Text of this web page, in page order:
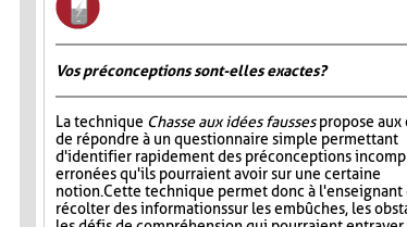
Vos préconceptions sont-elles exactes ?
La technique Chasse aux idées faussespropose aux
de répondre à un questionnaire simple permettant
d'identifier rapidement des préconceptions
erronées qu'ils pourraient avoir sur une certaine
notion. Cette technique permet donc à l'enseignant
récolter des informations sur les embûches, les